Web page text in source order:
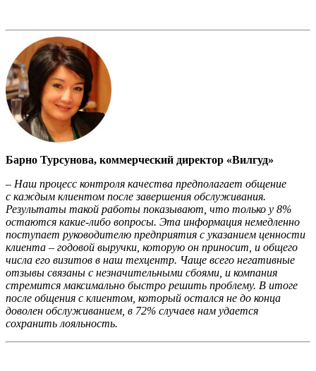
Барно Турсунова, коммерческий директор «Вилгуд»
– Наш процесс контроля качества предполагает общение
с каждым клиентом после завершения обслуживания.
Результаты такой работы показывают, что только у 8%
остаются какие-либо вопросы. Эта информация немедленно
поступает руководителю предприятия с указанием ценности
клиента – годовой выручки, которую он приносит, и общего
числа его визитов в наш техцентр. Чаще всего негативные
отзывы связаны с незначительными сбоями, и компания
стремится максимально быстро решить проблему. В итоге
после общения с клиентом, который остался не до конца
доволен обслуживанием, в 72% случаев нам удается
сохранить лояльность.